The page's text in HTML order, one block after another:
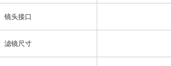
镜头接口
滤镜尺寸